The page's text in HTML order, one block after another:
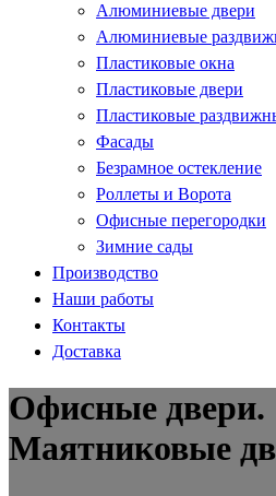
Алюминиевые двери
Алюминиевые
Пластиковые окна
Пластиковые двери
Пластиковые
Фасады
Безрамное остекление
Роллеты и Ворота
Офисные перегородки
Зимние сады
Производство
Наши работы
Контакты
Доставка
Офисные двери.
Маятниковые